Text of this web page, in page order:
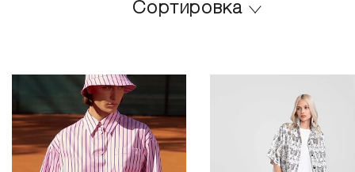
Сортировка